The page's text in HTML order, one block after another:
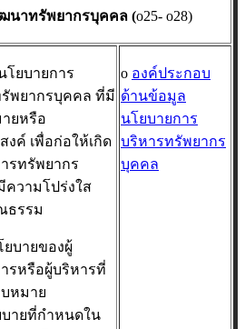
นาทรัพยากรบุคคล (o25- o28)
โยบายการ
พยากรบุคคล ที่มี
ยหรือ
งค์ เพื่อก่อให้เกิด
รทรัพยากร
วามโปร่งใส
ธรรม
ยบายของผู้
รหรือผู้บริหารที่
หมาย
ายที่กำหนดใน
o องค์ประกอบ
ด้านข้อมูล
นโยบายการ
บริหารทรัพยากร
บุคคล